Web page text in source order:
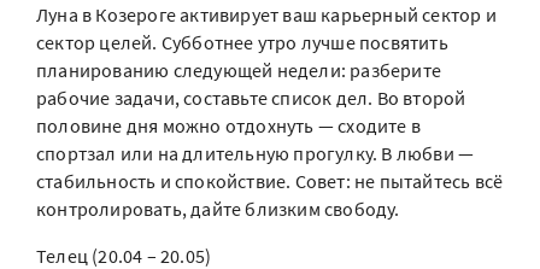
Луна в Козероге активирует ваш карьерный сектор и
сектор целей. Субботнее утро лучше посвятить
планированию следующей недели: разберите
рабочие задачи, составьте список дел. Во второй
половине дня можно отдохнуть — сходите в
спортзал или на длительную прогулку. В любви —
стабильность и спокойствие. Совет: не пытайтесь всё
контролировать, дайте близким свободу.
Телец (20.04 – 20.05)